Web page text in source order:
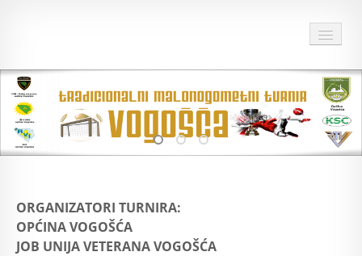
HOME
O TURNIRU
DOKUMENTI TURNIRA
ARHIVA
ORGANIZATORI TURNIRA:
OPĆINA VOGOŠĆA
JOB UNIJA VETERANA VOGOŠĆA